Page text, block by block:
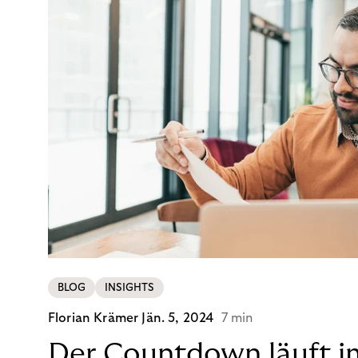
BLOG INSIGHTS
Florian Krämer Jän. 5, 2024 7 min